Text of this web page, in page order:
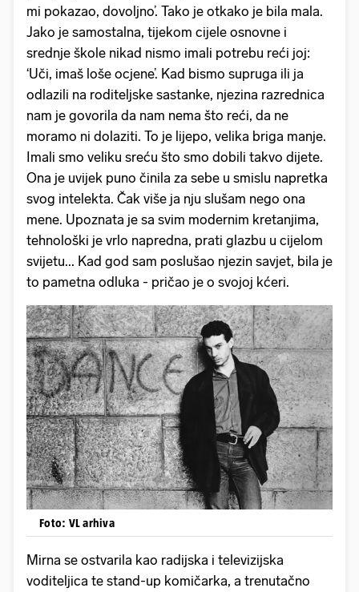
mi pokazao, dovoljno’. Tako je otkako je bila mala.
Jako je samostalna, tijekom cijele osnovne i
srednje škole nikad nismo imali potrebu reći joj:
‘Uči, imaš loše ocjene’. Kad bismo supruga ili ja
odlazili na roditeljske sastanke, njezina razrednica
nam je govorila da nam nema što reći, da ne
moramo ni dolaziti. To je lijepo, velika briga manje.
Imali smo veliku sreću što smo dobili takvo dijete.
Ona je uvijek puno činila za sebe u smislu napretka
svog intelekta. Čak više ja nju slušam nego ona
mene. Upoznata je sa svim modernim kretanjima,
tehnološki je vrlo napredna, prati glazbu u cijelom
svijetu... Kad god sam poslušao njezin savjet, bila je
to pametna odluka - pričao je o svojoj kćeri.
Foto: VL arhiva
Mirna se ostvarila kao radijska i televizijska
voditeljica te stand-up komičarka, a trenutačno